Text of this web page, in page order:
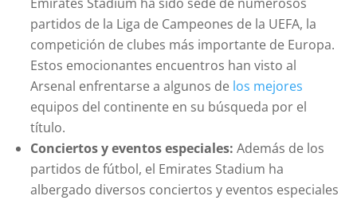
Emirates Stadium ha sido sede de numerosos
partidos de la Liga de Campeones de la UEFA, la
competición de clubes más importante de Europa.
Estos emocionantes encuentros han visto al
Arsenal enfrentarse a algunos de los mejores
equipos del continente en su búsqueda por el
título.
Conciertos y eventos especiales: Además de los
partidos de fútbol, el Emirates Stadium ha
albergado diversos conciertos y eventos especiales